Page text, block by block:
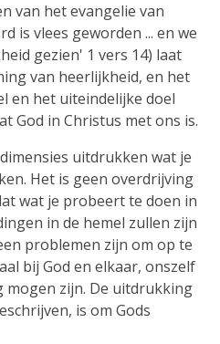
van het evangelie van
is vlees geworden ... en we
gezien' 1 vers 14) laat
van heerlijkheid, en het
en het uiteindelijke doel
God in Christus met ons is.
uitdrukken wat je
Het is geen overdrijving
wat je probeert te doen in
in de hemel zullen zijn
problemen zijn om op te
bij God en elkaar, onszelf
mogen zijn. De uitdrukking
is om Gods